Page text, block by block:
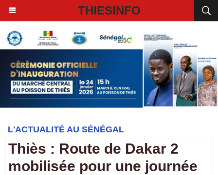
THIESINFO
L'ACTUALITÉ AU SÉNÉGAL
Thiès : Route de Dakar 2
mobilisée pour une journée